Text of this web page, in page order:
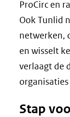
ProCirc en
Ook Tunlid
netwerken,
en wisselt
verlaagt de
Stap